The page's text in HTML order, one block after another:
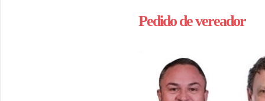
Pedido de vereador